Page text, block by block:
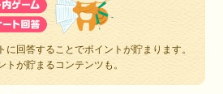
に回答することでポイントが貯まります。
が貯まるコンテンツも。